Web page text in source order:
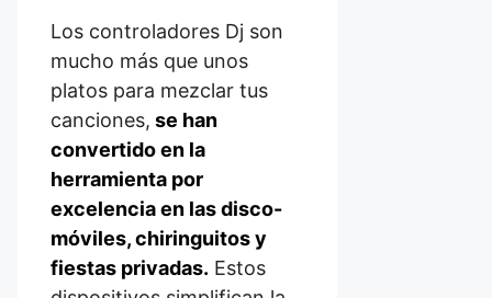
Los controladores Dj son
mucho más que unos
platos para mezclar tus
canciones, se han
convertido en la
herramienta por
excelencia en las disco-
móviles, chiringuitos y
fiestas privadas. Estos